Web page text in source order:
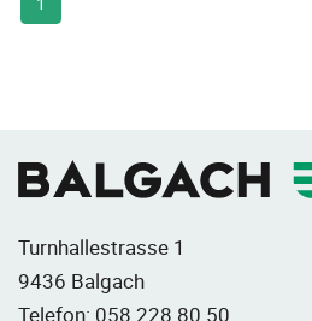
Turnhallestrasse 1
9436 Balgach
Telefon: 058 228 80 50